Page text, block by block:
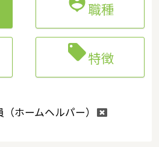
職種
特徴
ホームヘルパー）